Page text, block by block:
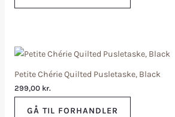
Petite Chérie Quilted Pusletaske, Black
299,00 kr.
GÅ TIL FORHANDLER